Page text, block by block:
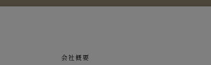
会社概要